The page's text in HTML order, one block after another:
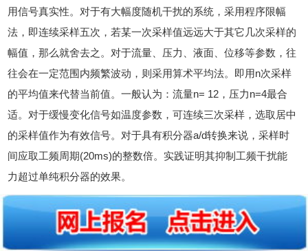
用信号真实性。对于有大幅度随机干扰的系统，采用程序限幅
法，即连续采样五次，若某一次采样值远远大于其它几次采样的
幅值，那么就舍去之。对于流量、压力、液面、位移等参数，往
往会在一定范围内频繁波动，则采用算术平均法。即用n次采样
的平均值来代替当前值。一般认为：流量n= 12，压力n=4最合
适。对于缓慢变化信号如温度参数，可连续三次采样，选取居中
的采样值作为有效信号。对于具有积分器a/d转换来说，采样时
间应取工频周期(20ms)的整数倍。实践证明其抑制工频干扰能
力超过单纯积分器的效果。